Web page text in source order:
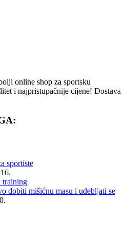
online shop za sportsku
i najpristupačnije cijene! Dostava
sportiste
dobiti mišićnu masu i udebljati se